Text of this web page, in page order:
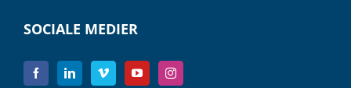
SOCIALE MEDIER